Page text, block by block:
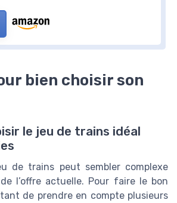
bien choisir son
le jeu de trains idéal
de trains peut sembler complexe
l’offre actuelle. Pour faire le bon
de prendre en compte plusieurs